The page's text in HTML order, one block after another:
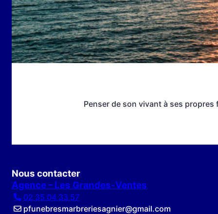
Penser de son vivant à ses
Nous contacter
Agence – Les Grandes-Ventes
02 35 04 33 57
pfunebresmarbreriesagnier@gmail.com